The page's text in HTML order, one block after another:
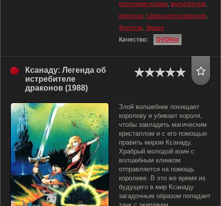
короткометражка, мультфильм,
фэнтези, Сверхъестественное,
Фэнтези, Экшен
Качество:
DVDRip
Ксанаду: Легенда об
истребителе
драконов (1988)
Злой волшебник похищает
королеву и убивает короля,
чтобы завладеть магическим
кристаллом и с его помощью
править миром Ксанаду.
Храбрый молодой воин с
волшебным клинком
отправляется на помощь
королеве. В это же время из
будущего в мир Ксанаду
загадочным образом попадает